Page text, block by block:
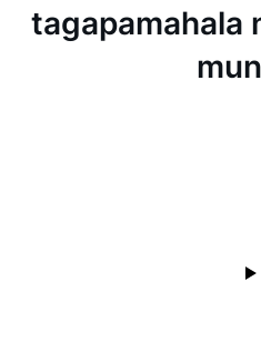
tagapamahala